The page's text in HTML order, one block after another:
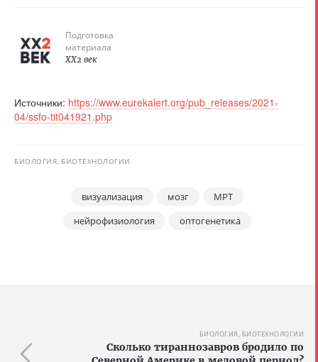
Подготовка
материала
XX2 век
Источники: https://www.eurekalert.org/pub_releases/2021-
04/ssfo-tit041921.php
БИОЛОГИЯ, БИОТЕХНОЛОГИИ
визуализация мозг
МРТ
нейрофизиология
оптогенетика
БИОЛОГИЯ, БИОТЕХНОЛОГИИ
Сколько тираннозавров бродило по